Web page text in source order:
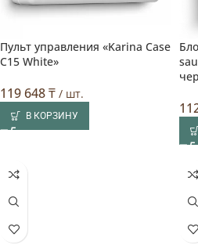
Пульт управления «Karina Case
C15 White»
119 648₸ / шт.
В КОРЗИНУ